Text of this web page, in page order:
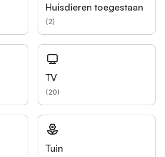
Huisdieren toegestaan
(2)
TV
(20)
Tuin